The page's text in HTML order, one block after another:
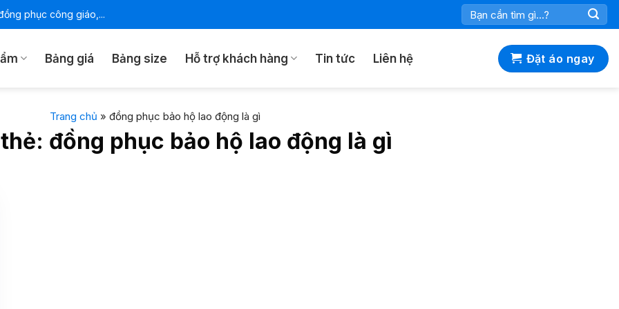
phục công giáo,...
Tìm
kiếm:
Bảng giá Bảng size Hỗ trợ khách hàng Tin tức Liên hệ Đặt áo ngay
Trang chủ » đồng phục bảo hộ lao động là gì
đồng phục bảo hộ lao động là gì